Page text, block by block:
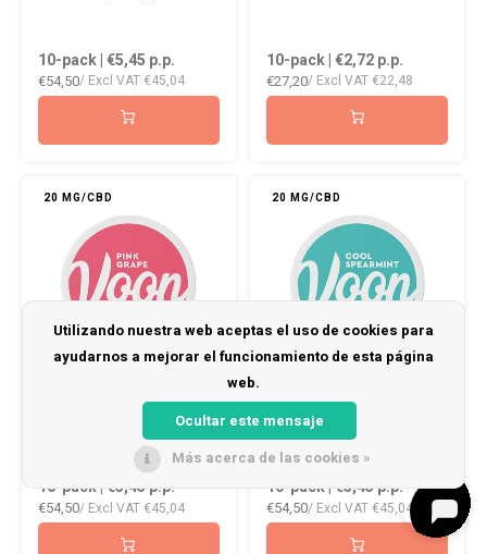
10-pack | €5,45 p.p.
€54,50/ Excl VAT €45,04
10-pack | €2,72p.p.
€27,20/ Excl VAT €22,48
20 MG/CBD
VOON Pink Grape
10-pack | €5,45p.p.
€54,50/ Excl VAT €45,04
20 MG/CBD
VOON Cool Spearmint
10-pack | €5,45p.p.
€54,50/ Excl VAT €45,04
Utilizando nuestra web aceptas el uso de cookies para
ayudarnos a mejorar el funcionamiento de esta página
web.
Ocultar este mensaje
Más acerca de las cookies »